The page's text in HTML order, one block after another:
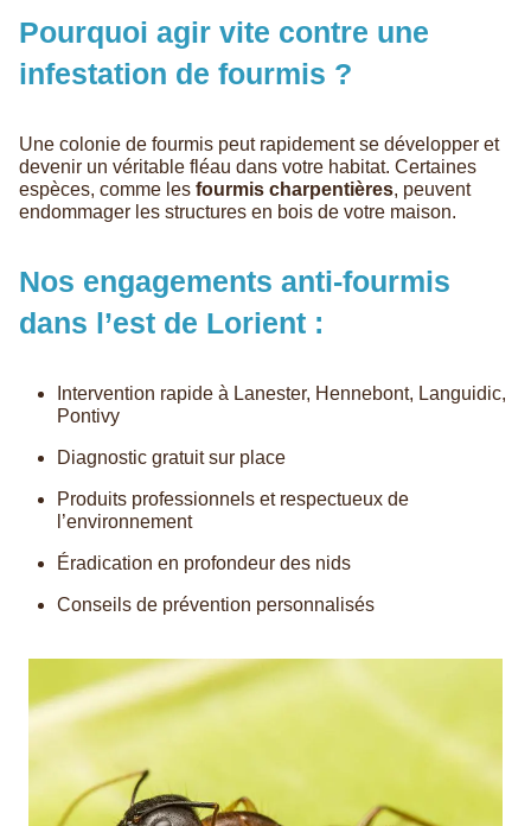
Pourquoi agir vite contre une
infestation de fourmis ?
Une colonie de fourmis peut rapidement se développer et
devenir un véritable fléau dans votre habitat. Certaines
espèces, comme les fourmis charpentières, peuvent
endommager les structures en bois de votre maison.
Nos engagements anti-fourmis
dans l’est de Lorient :
Intervention rapide à Lanester, Hennebont, Languidic,
Pontivy
Diagnostic gratuit sur place
Produits professionnels et respectueux de
l’environnement
Éradication en profondeur des nids
Conseils de prévention personnalisés